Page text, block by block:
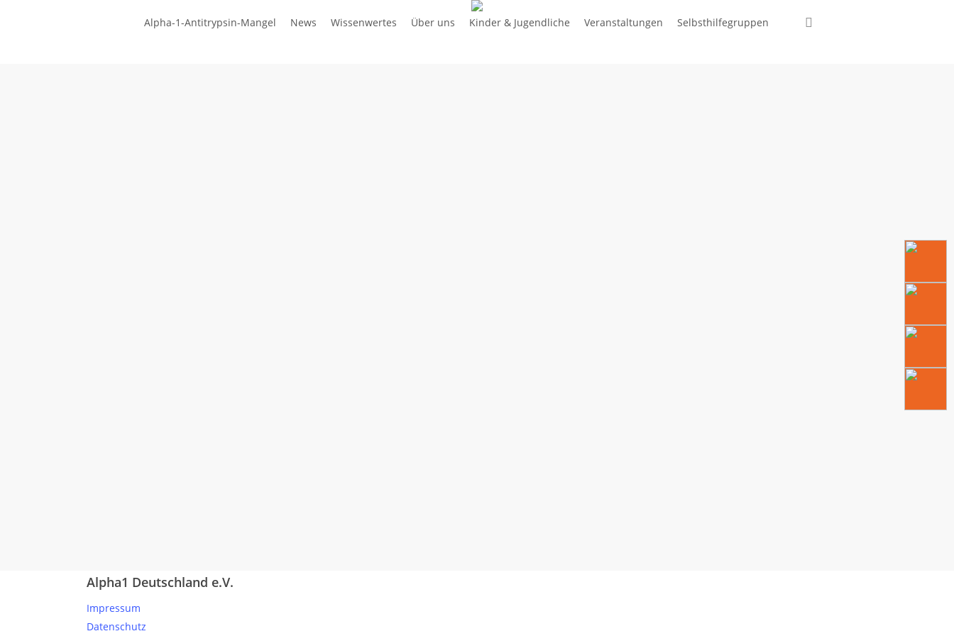
Alpha-1-Antitrypsin-Mangel News Wissenwertes Über uns Kinder & Jugendliche Veranstaltungen Selbsthilfegruppen
Alpha1 Deutschland e.V.
Impressum
Datenschutz